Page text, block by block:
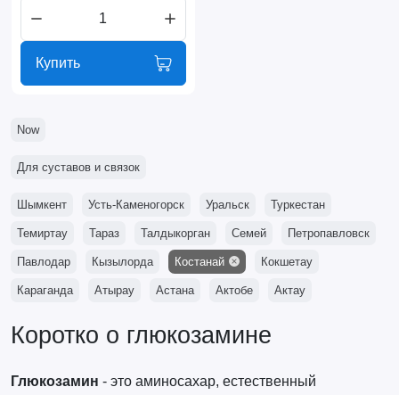
Купить
Now
Для суставов и связок
Шымкент Усть-Каменогорск Уральск Туркестан
Темиртау Тараз Талдыкорган Семей Петропавловск
Павлодар Кызылорда Костанай Кокшетау
Караганда Атырау Астана Актобе Актау
Коротко о глюкозамине
Глюкозамин - это аминосахар, естественный